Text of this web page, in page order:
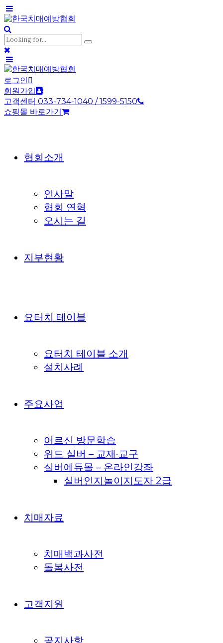
로그인
회원가입
고객센터 033-734-1040 / 1599-5150
쇼핑몰 바로가기
협회소개
인사말
협회 연혁
오시는 길
지부현황
요터치 테이블
요터치 테이블 소개
설치사례
주요사업
어르신 방문학습
위드 실버 – 교재·교구
실버에듀몰 – 온라인강좌
실버인지놀이지도자 2급
치매자료
치매백과사전
돌봄사전
고객지원
공지사항